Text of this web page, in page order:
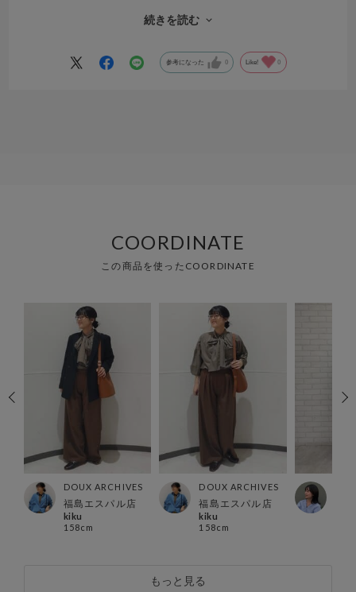
この度はスタッフさんが積極的に話しかけてくれて、購買欲があがり
サイズが微妙でしたが意欲的に相談に乗ってくれて、嬉しかったで
続きを読む
参考になった 0 Like! 0
COORDINATE
この商品を使ったCOORDINATE
DOUX ARCHIVES
福島エスパル店
kiku
158cm
DOUX ARCHIVES
福島エスパル店
kiku
158cm
もっと見る